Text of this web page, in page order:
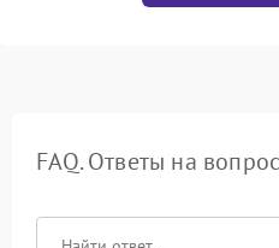
FAQ. Ответы на